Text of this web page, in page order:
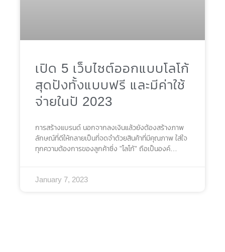
เปิด 5 เว็บไซต์ออกแบบโลโก้
สุดปังทั้งแบบฟรี และมีค่าใช้
จ่ายในปั 2023
การสร้างแบรนด์ นอกจากลงเงินแล้วยังต้องสร้างภาพ
ลักษณ์ที่ดีให้กลายเป็นที่จดจำด้วยสินค้าที่มีคุณภาพ ใส่ใจ
ทุกความต้องการของลูกค้าซึ่ง ”โลโก้” ถือเป็นองค์
ฟรีได้ง่าย ๆ ผ่านเว็บไซต์เอาใจผู้ที่เริ่มต้นอยากทำแบรนด์
January 7, 2023